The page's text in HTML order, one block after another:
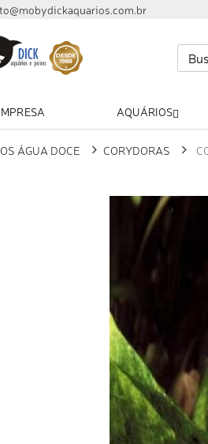
AQUÁRIOS
ÁGUA DOCE CORYDORAS